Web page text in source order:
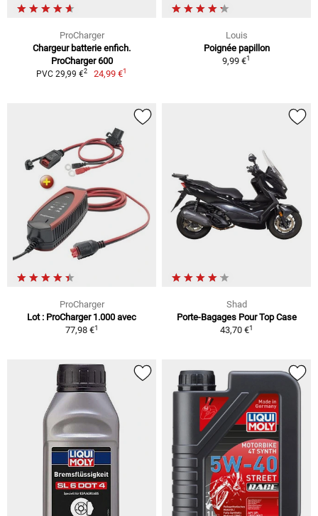
ProCharger
Chargeur batterie enfich.
ProCharger 600
PVC 29,99 €2 24,99 €1
Louis
Poignée papillon
9,99 €1
ProCharger
Lot : ProCharger 1.000 avec
77,98 €1
Shad
Porte-Bagages Pour Top Case
43,70 €1